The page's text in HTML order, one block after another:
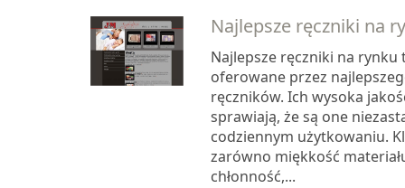
Najlepsze ręczniki na
Najlepsze ręczniki na
oferowane przez
ręczników. Ich wysoka
sprawiają, że są one
codziennym użytkowaniu.
zarówno miękkość
chłonność,...